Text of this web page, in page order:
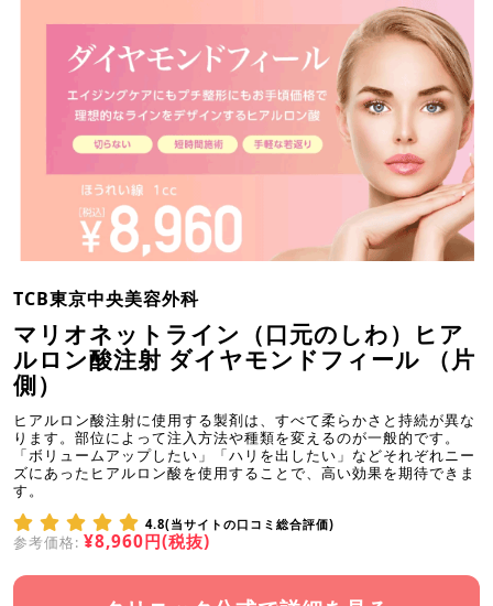
TCB東京中央美容外科
マリオネットライン（口元のしわ）ヒア
ルロン酸注射 ダイヤモンドフィール （片
側）
ヒアルロン酸注射に使用する製剤は、すべて柔らかさと持続が異な
ります。部位によって注入方法や種類を変えるのが一般的です。
「ボリュームアップしたい」「ハリを出したい」などそれぞれニー
ズにあったヒアルロン酸を使用することで、高い効果を期待できま
す。
4.8(当サイトの口コミ総合評価)
参考価格: ¥8,960円(税抜)